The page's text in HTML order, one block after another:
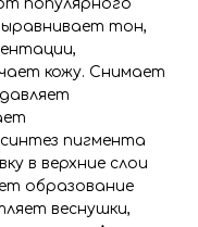
популярного
тон,
кожу. Снимает
пигмента
в верхние слои
образование
веснушки,